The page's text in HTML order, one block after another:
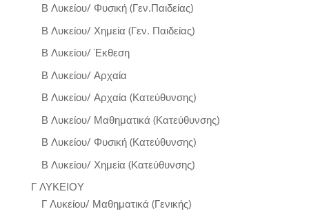
Β Λυκείου/ Φυσική (Γεν.Παιδείας)
Β Λυκείου/ Χημεία (Γεν. Παιδείας)
Β Λυκείου/ Έκθεση
Β Λυκείου/ Αρχαία
Β Λυκείου/ Αρχαία (Κατεύθυνσης)
Β Λυκείου/ Μαθηματικά (Κατεύθυνσης)
Β Λυκείου/ Φυσική (Κατεύθυνσης)
Β Λυκείου/ Χημεία (Κατεύθυνσης)
Γ ΛΥΚΕΙΟΥ
Γ Λυκείου/ Μαθηματικά (Γενικής)